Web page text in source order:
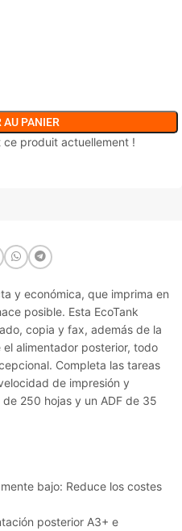
PANIER
ce produit actuellement !
y económica, que imprima en
posible. Esta EcoTank
copia y fax, además de la
alimentador posterior, todo
Completa las tareas
de impresión y
250 hojas y un ADF de 35
bajo: Reduce los costes
posterior A3+ e